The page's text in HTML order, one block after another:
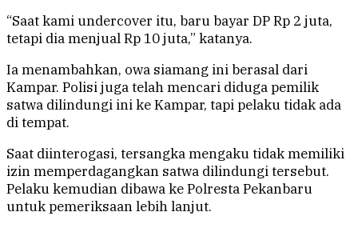
“Saat kami undercover itu, baru bayar DP Rp 2 juta,
tetapi dia menjual Rp 10 juta,” katanya.
Ia menambahkan, owa siamang ini berasal dari
Kampar. Polisi juga telah mencari diduga pemilik
satwa dilindungi ini ke Kampar, tapi pelaku tidak ada
di tempat.
Saat diinterogasi, tersangka mengaku tidak memiliki
izin memperdagangkan satwa dilindungi tersebut.
Pelaku kemudian dibawa ke Polresta Pekanbaru
untuk pemeriksaan lebih lanjut.